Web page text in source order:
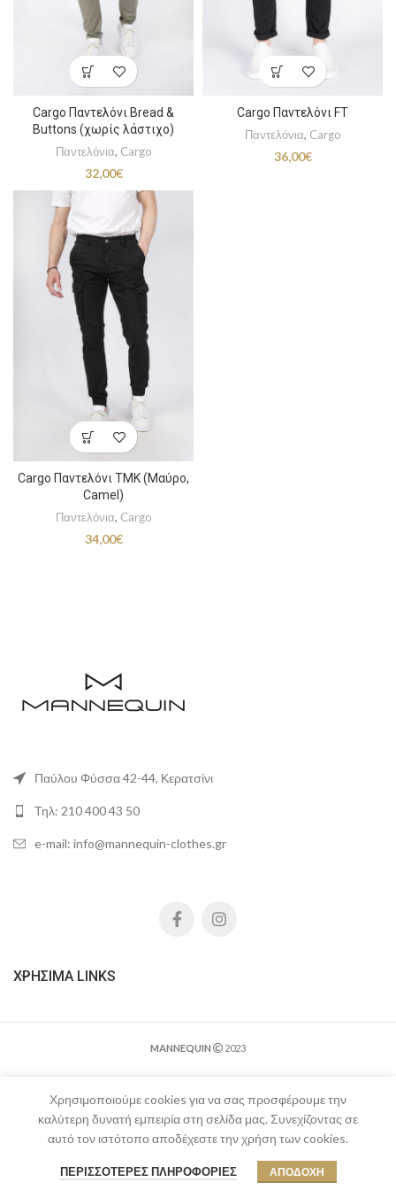
Cargo Παντελόνι Bread &
Buttons (χωρίς λάστιχο)
Παντελόνια, Cargo
32,00€
Cargo Παντελόνι FT
Παντελόνια, Cargo
36,00€
Cargo Παντελόνι TMK (Μαύρο,
Camel)
Παντελόνια, Cargo
34,00€
Παύλου Φύσσα 42-44, Κερατσίνι
Τηλ: 210 400 43 50
e-mail: info@mannequin-clothes.gr
ΧΡΉΣΙΜΑ LINKS
MANNEQUIN 2023
Χρησιμοποιούμε cookies για να σας προσφέρουμε την
καλύτερη δυνατή εμπειρία στη σελίδα μας. Συνεχίζοντας σε
αυτό τον ιστότοπο αποδέχεστε την χρήση των cookies.
ΠΕΡΙΣΣΌΤΕΡΕΣ ΠΛΗΡΟΦΟΡΊΕΣ ΑΠΟΔΟΧΉ
Filters Wishlist Cart